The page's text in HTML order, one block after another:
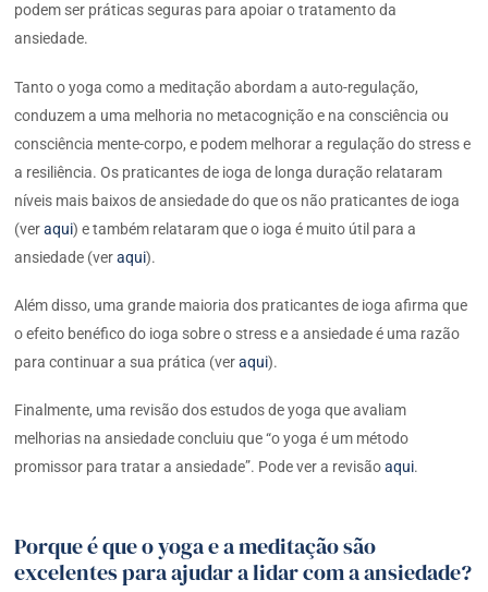
podem ser práticas seguras para apoiar o tratamento da
ansiedade.
Tanto o yoga como a meditação abordam a auto-regulação,
conduzem a uma melhoria no metacognição e na consciência ou
consciência mente-corpo, e podem melhorar a regulação do stress e
a resiliência. Os praticantes de ioga de longa duração relataram
níveis mais baixos de ansiedade do que os não praticantes de ioga
(veraqui) e também relataram que o ioga é muito útil para a
ansiedade (veraqui).
Além disso, uma grande maioria dos praticantes de ioga afirma que
o efeito benéfico do ioga sobre o stress e a ansiedade é uma razão
para continuar a sua prática (veraqui).
Finalmente, uma revisão dos estudos de yoga que avaliam
melhorias na ansiedade concluiu que “o yoga é um método
promissor para tratar a ansiedade”. Pode ver a revisãoaqui.
Porque é que o yoga e a meditação são
excelentes para ajudar a lidar com a ansiedade?